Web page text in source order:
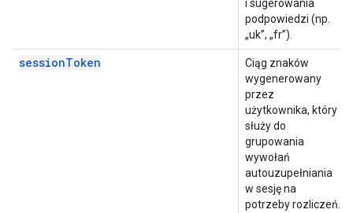
i sugerowania
podpowiedzi (np.
„uk”, „fr”).
sessionToken
Ciąg znaków
wygenerowany
przez
użytkownika, który
służy do
grupowania
wywołań
autouzupełniania
w sesję na
potrzeby rozliczeń.